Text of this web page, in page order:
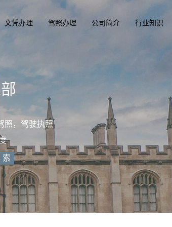
文凭办理 驾照办理 公司简介 行业知识
国际文凭俱乐部
一
拿大, 美国, 香港驾驶证，驾照，驾驶执照
定制澳洲、英国、加拿大、美国驾照